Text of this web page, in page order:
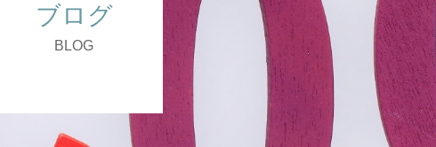
ブログ
BLOG